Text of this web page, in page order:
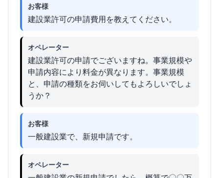
お客様
建設業許可の申請費用を教えてください。
オペレーター
建設業許可の申請でございますね。事業規模や
申請内容により料金が異なります。事業規模
と、申請の種類をお伺いしてもよろしいでしょ
うか？
お客様
一般建設業で、新規申請です。
オペレーター